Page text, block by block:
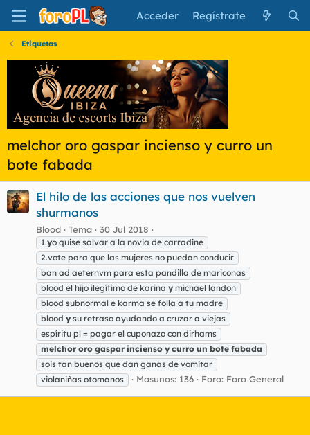
Acceder Regístrate
Etiquetas
melchor oro gaspar incienso y curro un
bote fabada
El hilo de las acciones que nos vuelven
shurmanos
Blood Tema 30 Jul 2018
1.yo quise salvar a la novia de carradine
2.vote para que las mujeres no puedan conducir
ban ad aeternvm para esta pandilla de mariconas
blood el hijo ilegítimo de karina y michael landon
blood subnormal e karma se folla a tu madre
blood y su retraso ayudando a cruzar a viejas
espíritu pl = pagar el cuponazo con dirhams
melchor oro gaspar incienso y curro un bote fabada
sois tan buenos que dan ganas de vomitar
violaniñas otomanos
Masunos: 136 Foro: Foro General